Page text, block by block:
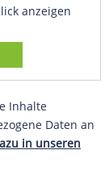
anzeigen
Inhalte
Daten an
in unseren